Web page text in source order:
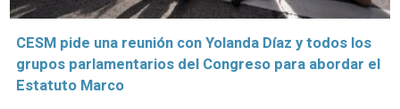
CESM pide una reunión con Yolanda Díaz y todos los
grupos parlamentarios del Congreso para abordar el
Estatuto Marco